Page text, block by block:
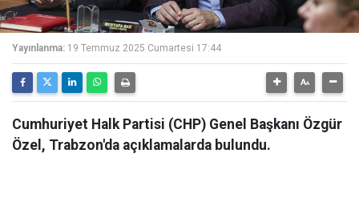
Yayınlanma: 19 Temmuz 2025 Cumartesi 17:44
Cumhuriyet Halk Partisi (CHP) Genel Başkanı Özgür
Özel, Trabzon'da açıklamalarda bulundu.